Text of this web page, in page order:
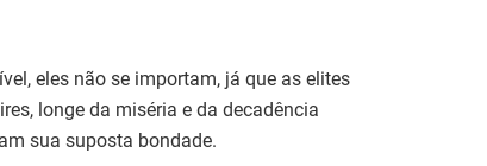
eles não se importam, já que as elites
longe da miséria e da decadência
sua suposta bondade.